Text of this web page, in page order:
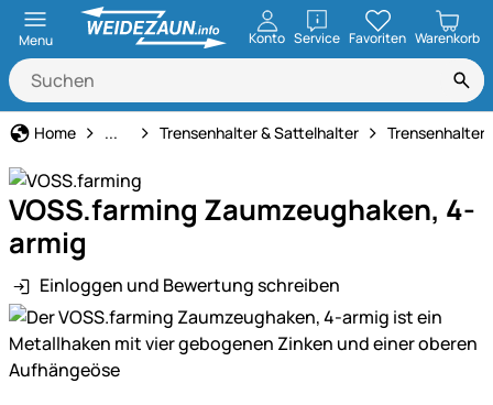
Menu Konto ServiceöffnenFavoriten Warenkorb
Home Stalleinrichtung
... Trensenhalter & Sattelhalter Trensenhalter
VOSS.farming Zaumzeughaken, 4-
armig
Einloggen und Bewertung schreiben
Produktgalerie